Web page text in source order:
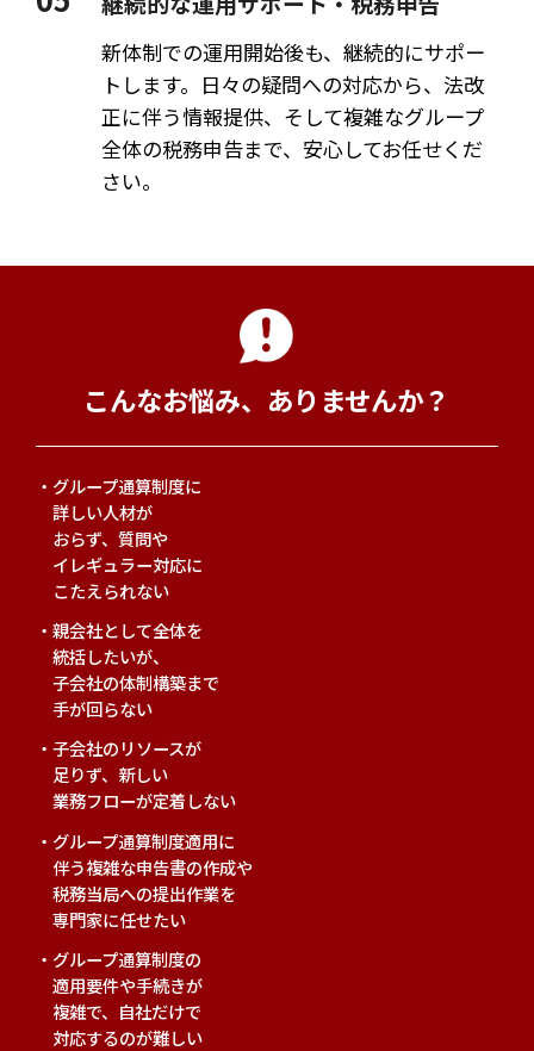
新体制での運用開始後も、継続的にサポー
トします。日々の疑問への対応から、法改
正に伴う情報提供、そして複雑なグループ
全体の税務申告まで、安心してお任せくだ
さい。
こんなお悩み、ありませんか？
グループ通算制度に
詳しい人材が
おらず、質問や
イレギュラー対応に
こたえられない
親会社として全体を
統括したいが、
子会社の体制構築まで
手が回らない
子会社のリソースが
足りず、新しい
業務フローが定着しない
グループ通算制度適用に
伴う複雑な申告書の作成や
税務当局への提出作業を
専門家に任せたい
グループ通算制度の
適用要件や手続きが
複雑で、自社だけで
対応するのが難しい